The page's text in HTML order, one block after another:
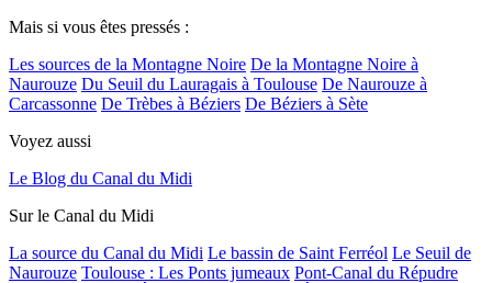
Mais si vous êtes pressés :
Les sources de la Montagne Noire De la Montagne Noire à
Naurouze Du Seuil du Lauragais à Toulouse De Naurouze à
Carcassonne De Trèbes à Béziers De Béziers à Sète
Voyez aussi
Le Blog du Canal du Midi
Sur le Canal du Midi
La source du Canal du Midi Le bassin de Saint Ferréol Le Seuil de
Naurouze Toulouse : Les Ponts jumeaux Pont-Canal du Répudre